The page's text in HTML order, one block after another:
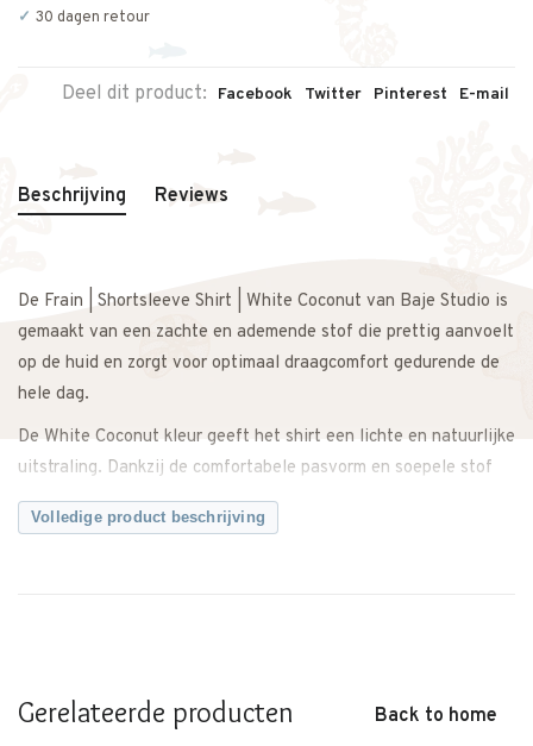
30 dagen retour
Deel dit product: Facebook Twitter Pinterest E-mail
Beschrijving Reviews
De Frain | Shortsleeve Shirt | White Coconut van Baje Studio is
gemaakt van een zachte en ademende stof die prettig aanvoelt
op de huid en zorgt voor optimaal draagcomfort gedurende de
hele dag.
De White Coconut kleur geeft het shirt een lichte en natuurlijke
uitstraling. Dankzij de comfortabele pasvorm en soepele stof
heeft je kind voldoende bewegingsvrijheid tijdens school,
spelen en ontspannen momenten.
Let op: dit merk valt groot.
Volledige product beschrijving
Gerelateerde producten Back to home